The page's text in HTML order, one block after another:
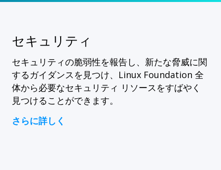
セキュリティ
セキュリティの脆弱性を報告し、新たな脅威に関
するガイダンスを見つけ、Linux Foundation 全
体から必要なセキュリティ リソースをすばやく
見つけることができます。
さらに詳しく